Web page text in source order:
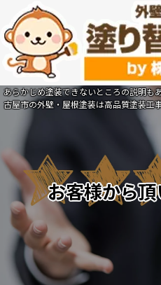
あらかじめ塗装できないところの説明も
古屋市の外壁・屋根塗装は高品質塗装工
お客様から